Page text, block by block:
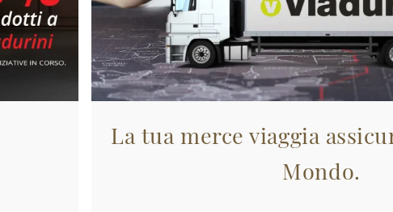
La tua merce viaggia
Mondo.